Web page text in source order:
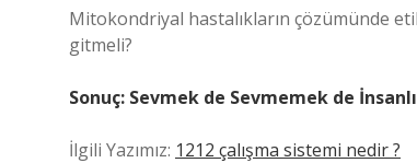
Mitokondriyal hastalıkların çözümünde
gitmeli?
Sonuç: Sevmek de Sevmemek de
İlgili Yazımız: 1212 çalışma sistemi nedir ?